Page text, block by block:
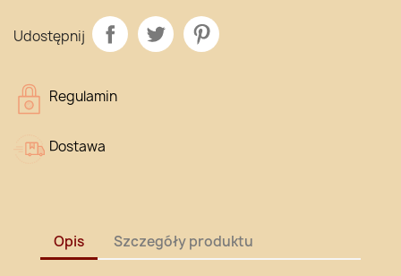
Udostępnij
Regulamin
Dostawa
Opis Szczegóły produktu